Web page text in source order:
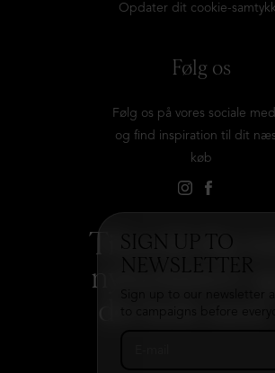
SIGN UP TO
Opdater dit cookie-
Følg os
Følg os på vores sociale
og find inspiration til dit
køb
Tilmeld dig
nyhedsbrev og